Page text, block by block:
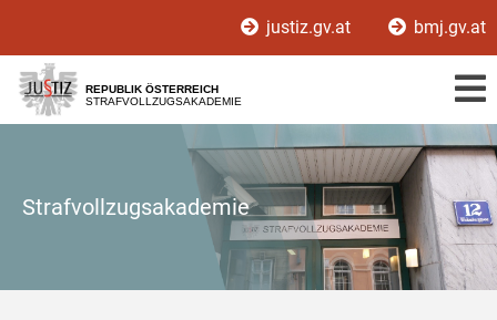
[1]
[2]
[3]
justiz.gv.at bmj.gv.at
REPUBLIK ÖSTERREICH
STRAFVOLLZUGSAKADEMIE
Strafvollzugsakademie